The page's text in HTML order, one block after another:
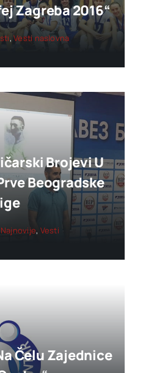
Zagreba 2016“
,Vesti naslovna
Brojevi U
Beogradske
Najnovije, Vesti
Čelu Zajednice